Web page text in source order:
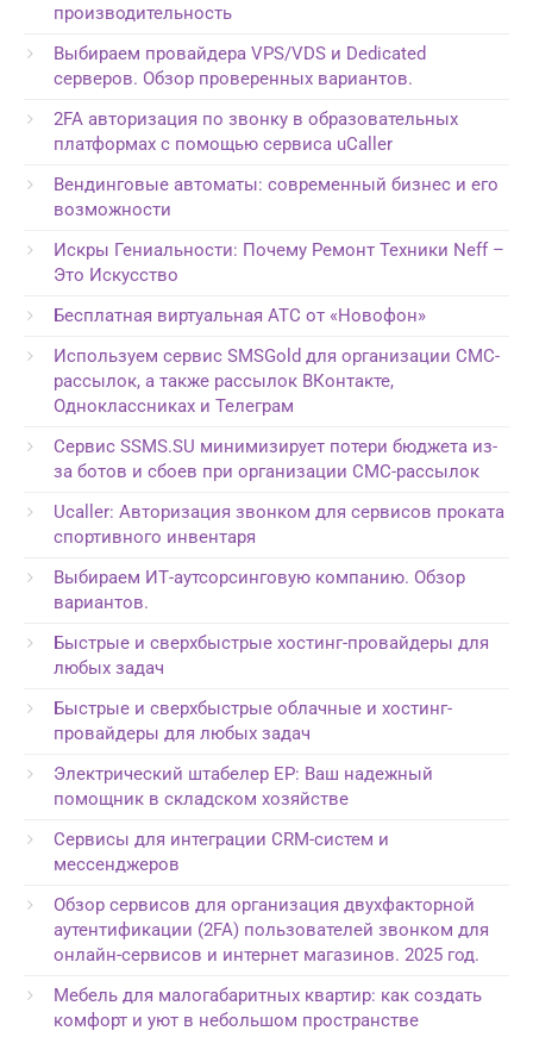
производительность
Выбираем провайдера VPS/VDS и Dedicated
серверов. Обзор проверенных вариантов.
2FA авторизация по звонку в образовательных
платформах с помощью сервиса uCaller
Вендинговые автоматы: современный бизнес и его
возможности
Искры Гениальности: Почему Ремонт Техники Neff –
Это Искусство
Бесплатная виртуальная АТС от «Новофон»
Используем сервис SMSGold для организации СМС-
рассылок, а также рассылок ВКонтакте,
Одноклассниках и Телеграм
Сервис SSMS.SU минимизирует потери бюджета из-
за ботов и сбоев при организации СМС-рассылок
Ucaller: Авторизация звонком для сервисов проката
спортивного инвентаря
Выбираем ИТ-аутсорсинговую компанию. Обзор
вариантов.
Быстрые и сверхбыстрые хостинг-провайдеры для
любых задач
Быстрые и сверхбыстрые облачные и хостинг-
провайдеры для любых задач
Электрический штабелер EP: Ваш надежный
помощник в складском хозяйстве
Сервисы для интеграции CRM-систем и
мессенджеров
Обзор сервисов для организация двухфакторной
аутентификации (2FA) пользователей звонком для
онлайн-сервисов и интернет магазинов. 2025 год.
Мебель для малогабаритных квартир: как создать
комфорт и уют в небольшом пространстве